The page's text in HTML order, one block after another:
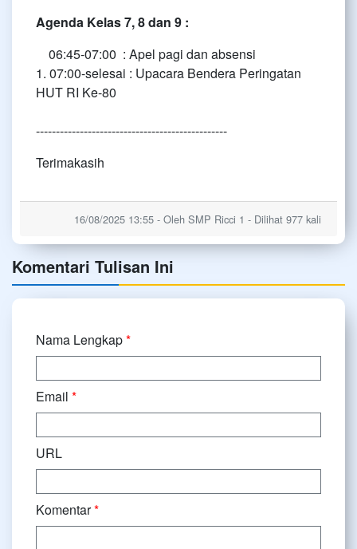
Agenda Kelas 7, 8 dan 9 :
06:45-07:00 : Apel pagi dan absensi
1. 07:00-selesai : Upacara Bendera Peringatan
HUT RI Ke-80
------------------------------------------------
Terimakasih
16/08/2025 13:55 - Oleh SMP Ricci 1 - Dilihat 977 kali
Komentari Tulisan Ini
Nama Lengkap*
Email *
URL
Komentar*